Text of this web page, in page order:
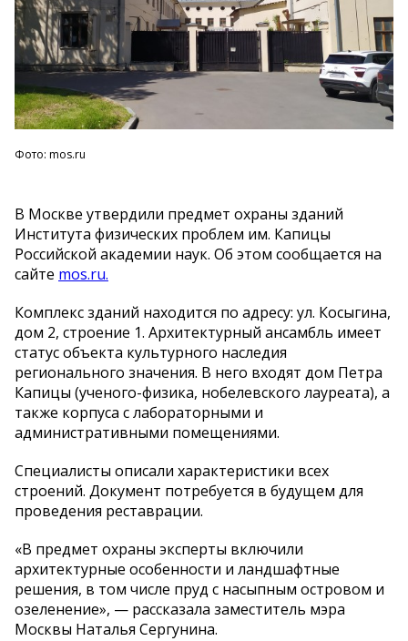
Фото: mos.ru
В Москве утвердили предмет охраны зданий
Института физических проблем им. Капицы
Российской академии наук. Об этом сообщается на
сайте mos.ru.
Комплекс зданий находится по адресу: ул. Косыгина,
дом 2, строение 1. Архитектурный ансамбль имеет
статус объекта культурного наследия
регионального значения. В него входят дом Петра
Капицы (ученого-физика, нобелевского лауреата), а
также корпуса с лабораторными и
административными помещениями.
Специалисты описали характеристики всех
строений. Документ потребуется в будущем для
проведения реставрации.
«В предмет охраны эксперты включили
архитектурные особенности и ландшафтные
решения, в том числе пруд с насыпным островом и
озеленение», — рассказала заместитель мэра
Москвы Наталья Сергунина.